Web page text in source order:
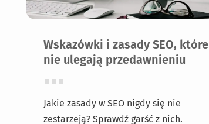
Wskazówki i zasady SEO, które
nie ulegają przedawnieniu
Jakie zasady w SEO nigdy się nie
zestarzeją? Sprawdź garść z nich.